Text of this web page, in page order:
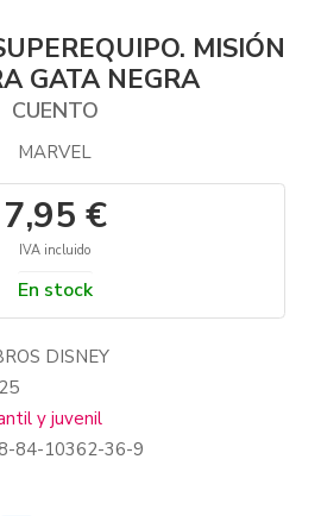
MISIÓN
GATA NEGRA
CUENTO
MARVEL
7,95 €
IVA incluido
En stock
DISNEY
y juvenil
84-10362-36-9